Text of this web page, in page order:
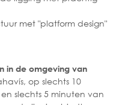
met "platform design"
in de omgeving van
op slechts 10
slechts 5 minuten van